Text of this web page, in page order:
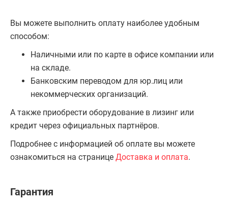
Вы можете выполнить оплату наиболее удобным
способом:
Наличными или по карте в офисе компании или
на складе.
Банковским переводом для юр.лиц или
некоммерческих организаций.
А также приобрести оборудование в лизинг или
кредит через официальных партнёров.
Подробнее с информацией об оплате вы можете
ознакомиться на странице Доставка и оплата.
Гарантия